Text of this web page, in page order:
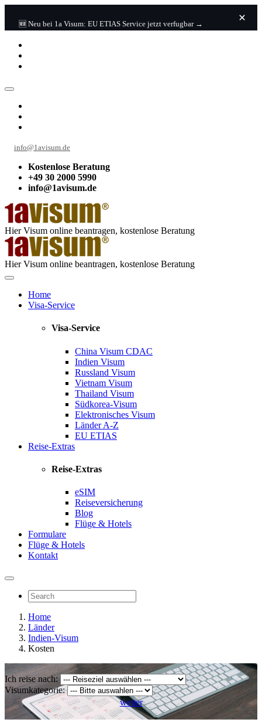
🆕 Neu bei 1a Visum: EU ETIAS Service jetzt verfugbar →
info@1avisum.de
Kostenlose Beratung
+49 30 2000 5990
info@1avisum.de
Hier Visum online beantragen, kostenlose Beratung
Hier Visum online beantragen, kostenlose Beratung
Home
Visa-Service
Visa-Service
China Visum CDAC
Indien Visum
Russland Visum
Vietnam Visum
Thailand Visum
Südkorea-Visum
Elektronisches Visum
Länder A-Z
EU ETIAS
Reise-Extras
Reise-Extras
eSIM
Reiseversicherung
Blog
Flüge & Hotels
Formulare
Flüge & Hotels
Kontakt
Home
Länder
Indien-Visum
Kosten
Ich reise nach:
Visumkategorie:
weiter